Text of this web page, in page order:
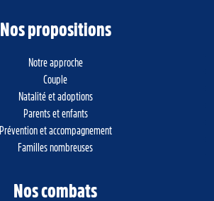
Nos propositions
Notre approche
Couple
Natalité et adoptions
Parents et enfants
Prévention et accompagnement
Familles nombreuses
Nos combats